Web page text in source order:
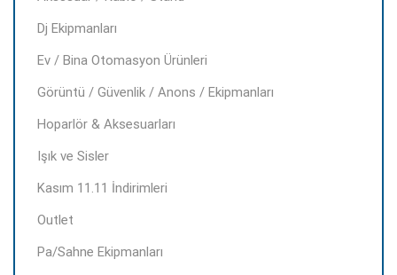
Dj Ekipmanları
Ev / Bina Otomasyon Ürünleri
Görüntü / Güvenlik / Anons / Ekipmanları
Hoparlör & Aksesuarları
Işık ve Sisler
Kasım 11.11 İndirimleri
Outlet
Pa/Sahne Ekipmanları